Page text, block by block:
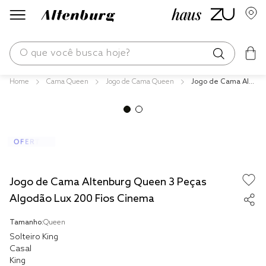
O que você busca hoje?
Cama Queen Jogo de Cama Queen
Jogo de Cama Alte
Jogo de Cama Altenburg Queen 3 Peças
Algodão Lux 200 Fios Cinema
Tamanho:Queen
Solteiro King
Casal
King
jogos cama
travesseiro
solteiro king
cobre leito
tencel